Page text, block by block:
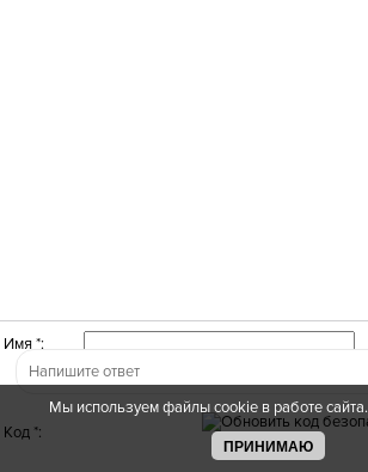
Имя *:
Код *:
Мы используем файлы cookie в работе сайта.
ПРИНИМАЮ